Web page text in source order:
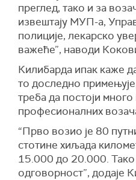
преглед, тако и за
извештају МУП-а,
полиције, лекарско
важеће”, наводи
Килибарда ипак каже
то доследно
треба да постоји
професионалних
“Прво возио је 80
стотине хиљада
15.000 до 20.000. Тако
одговорност”, додаје